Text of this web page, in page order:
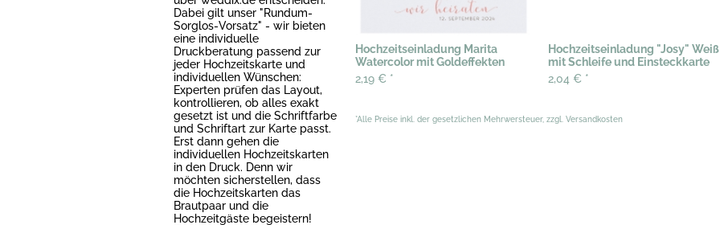
Dabei gilt unser "Rundum-
Sorglos-Vorsatz" - wir bieten
eine individuelle
Druckberatung passend zur
jeder Hochzeitskarte und
individuellen Wünschen:
Experten prüfen das Layout,
kontrollieren, ob alles exakt
gesetzt ist und die Schriftfarbe
und Schriftart zur Karte passt.
Erst dann gehen die
individuellen Hochzeitskarten
in den Druck. Denn wir
möchten sicherstellen, dass
die Hochzeitskarten das
Brautpaar und die
Hochzeitgäste begeistern!
Hochzeitseinladung Marita
Watercolor mit Goldeffekten
2,19 € *
Hochzeitseinladung "Josy" Weiß
mit Schleife und Einsteckkarte
2,04 € *
*Alle Preise inkl. der gesetzlichen Mehrwersteuer, zzgl. Versandkosten